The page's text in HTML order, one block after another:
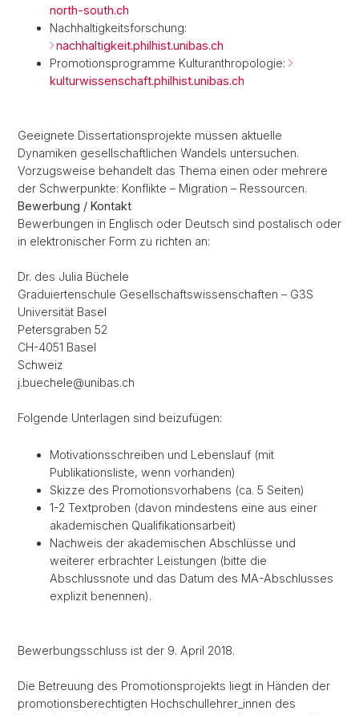
north-south.ch
Nachhaltigkeitsforschung:
nachhaltigkeit.philhist.unibas.ch
Promotionsprogramme Kulturanthropologie:
kulturwissenschaft.philhist.unibas.ch
Geeignete Dissertationsprojekte müssen aktuelle
Dynamiken gesellschaftlichen Wandels untersuchen.
Vorzugsweise behandelt das Thema einen oder mehrere
der Schwerpunkte: Konflikte – Migration – Ressourcen.
Bewerbung / Kontakt
Bewerbungen in Englisch oder Deutsch sind postalisch oder
in elektronischer Form zu richten an:
Dr. des Julia Büchele
Graduiertenschule Gesellschaftswissenschaften – G3S
Universität Basel
Petersgraben 52
CH-4051 Basel
Schweiz
j.buechele@unibas.ch
Folgende Unterlagen sind beizufügen:
Motivationsschreiben und Lebenslauf (mit
Publikationsliste, wenn vorhanden)
Skizze des Promotionsvorhabens (ca. 5 Seiten)
1-2 Textproben (davon mindestens eine aus einer
akademischen Qualifikationsarbeit)
Nachweis der akademischen Abschlüsse und
weiterer erbrachter Leistungen (bitte die
Abschlussnote und das Datum des MA-Abschlusses
explizit benennen).
Bewerbungsschluss ist der 9. April 2018.
Die Betreuung des Promotionsprojekts liegt in Händen der
promotionsberechtigten Hochschullehrer_innen des